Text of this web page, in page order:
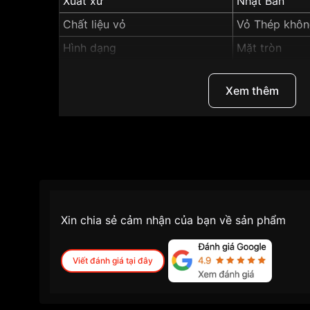
Chất liệu vỏ
Vỏ Thép
Hình dạng
Mặt tròn
Vỏ Màu Bạc
"Casio G-shock
Xem thêm
Xin chia sẻ cảm nhận của bạn về sản phẩm
Viết đánh giá tại đây